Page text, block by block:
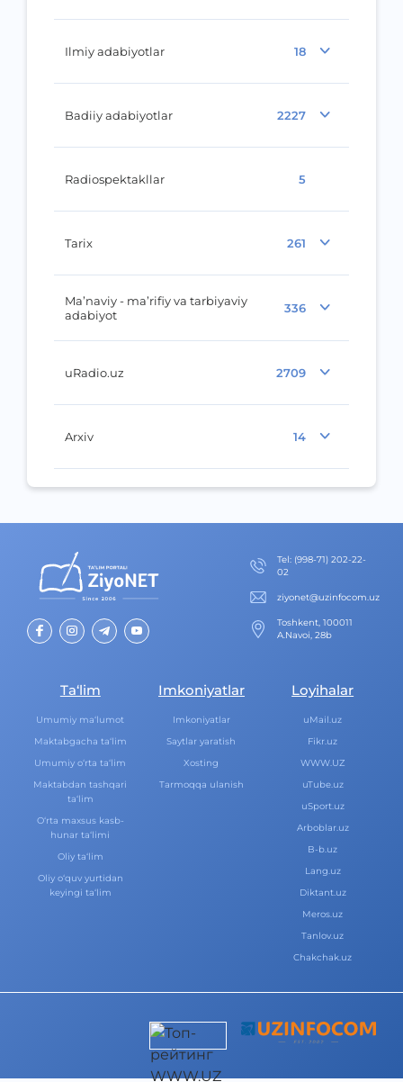
Ilmiy adabiyotlar 18
Badiiy adabiyotlar 2227
Radiospektakllar 5
Tarix 261
Ma’naviy - ma’rifiy va tarbiyaviy
adabiyot
336
uRadio.uz 2709
Arxiv 14
Теl: (998-71) 202-22-
02
ziyonet@uzinfocom.uz
Toshkent, 100011
A.Navoi, 28b
Ta‘lim
Umumiy ma‘lumot
Maktabgacha ta‘lim
Umumiy o‘rta ta‘lim
Maktabdan tashqari
ta‘lim
O‘rta maxsus kasb-
hunar ta‘limi
Oliy ta‘lim
Oliy o‘quv yurtidan
keyingi ta‘lim
Imkoniyatlar
Imkoniyatlar
Saytlar yaratish
Xosting
Tarmoqqa ulanish
Loyihalar
uMail.uz
Fikr.uz
WWW.UZ
uTube.uz
uSport.uz
Arboblar.uz
B-b.uz
Lang.uz
Diktant.uz
Meros.uz
Tanlov.uz
Chakchak.uz